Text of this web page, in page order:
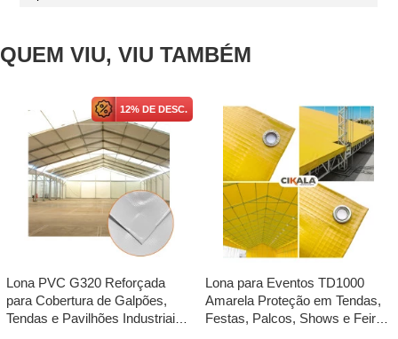
QUEM VIU, VIU TAMBÉM
12% DE DESC.
Lona PVC G320 Reforçada
para Cobertura de Galpões,
Tendas e Pavilhões Industriais
Lona para Eventos TD1000
Amarela Proteção em Tendas,
Festas, Palcos, Shows e Feiras